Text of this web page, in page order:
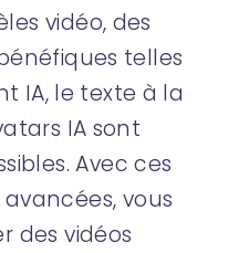
vidéo, des
telles
IA, le texte à la
IA sont
Avec ces
vous
des vidéos